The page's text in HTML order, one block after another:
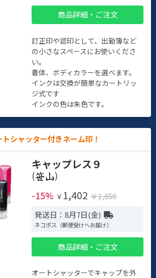
商品詳細・ご注文
訂正印や認印として、出勤簿など
の小さなスペースにお使いくださ
い。
書体、ボディカラーを選べます。
インクは交換が簡単なカートリッ
ジ式です
インクの色は朱色です。
トシャッター付きネーム印！
キャップレス９
(
)
-15% ￥ 1,402 ￥1,650
発送日：8月7日(金)
ネコポス（郵便受けへお届け）
商品詳細・ご注文
オートシャッターでキャップを外